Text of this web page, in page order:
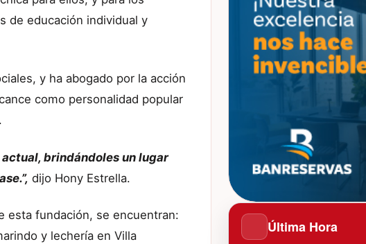
de educación individual y
y ha abogado por la acción
como personalidad popular
brindándoles un lugar
dijo Hony Estrella.
esta fundación, se encuentran:
y lechería en Villa
Última Hora